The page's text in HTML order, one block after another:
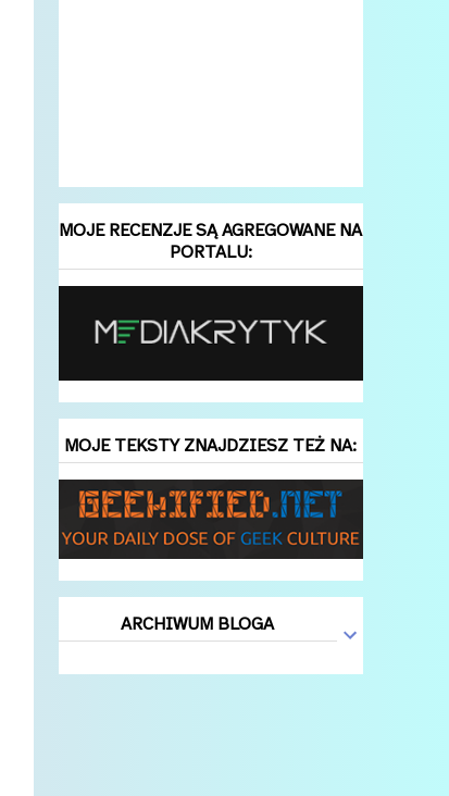
MOJE RECENZJE SĄ AGREGOWANE NA
PORTALU:
MOJE TEKSTY ZNAJDZIESZ TEŻ NA:
ARCHIWUM BLOGA